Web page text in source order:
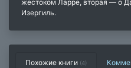
жестоком Ларре, вторая — о
Изергиль.
Похожие книги (4)